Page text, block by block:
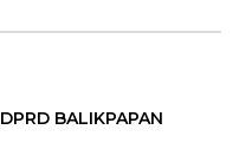
DPRD BALIKPAPAN